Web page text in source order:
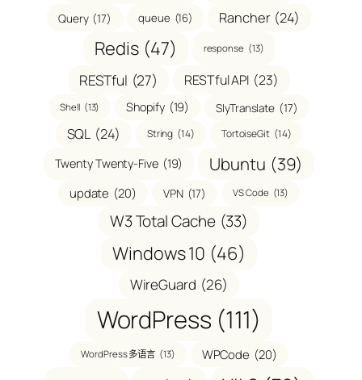
Query (17) queue (16) Rancher (24)
Redis (47) response (13)
RESTful (27) RESTful API (23)
Shell (13) Shopify (19) SlyTranslate (17)
SQL (24) String (14) TortoiseGit (14)
Twenty Twenty-Five (19) Ubuntu (39)
update (20) VPN (17) VS Code (13)
W3 Total Cache (33)
Windows 10 (46)
WireGuard (26)
WordPress (111)
WordPress 多语言 (13) WPCode (20)